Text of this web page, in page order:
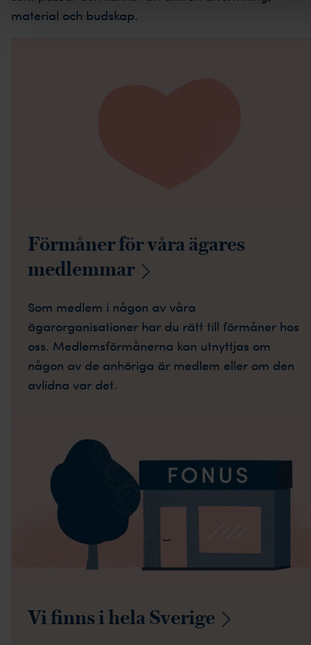
material och budskap.
Förmåner för våra ägares
medlemmar
Som medlem i någon av våra
ägarorganisationer har du rätt till förmåner hos
oss. Medlemsförmånerna kan utnyttjas om
någon av de anhöriga är medlem eller om den
avlidna var det.
Vi finns i helaSverige